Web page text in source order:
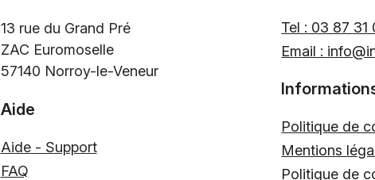
13 rue du Grand Pré
ZAC Euromoselle
57140 Norroy-le-Veneur
Aide
Aide - Support
FAQ
Tel : 03 87 31
Email :
Politique de
Mentions
Politique de